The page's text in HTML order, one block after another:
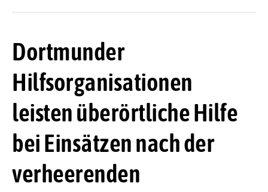
Dortmunder
Hilfsorganisationen
leisten überörtliche Hilfe
bei Einsätzen nach der
verheerenden